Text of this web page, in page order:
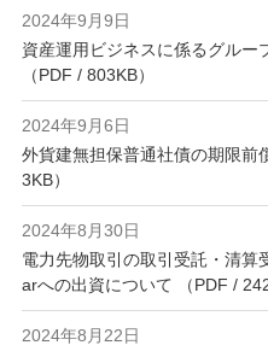
2024年9月9日
資産運用ビジネスに係るグルー
（PDF / 803KB）
2024年9月6日
外貨建無担保普通社債の期限前
3KB）
2024年8月30日
電力先物取引の取引受託・清算
arへの出資について （PDF /
2024年8月22日